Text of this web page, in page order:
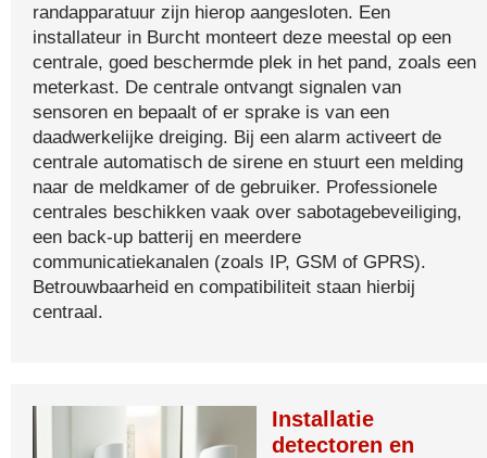
randapparatuur zijn hierop aangesloten. Een
installateur in Burcht monteert deze meestal op een
centrale, goed beschermde plek in het pand, zoals een
meterkast. De centrale ontvangt signalen van
sensoren en bepaalt of er sprake is van een
daadwerkelijke dreiging. Bij een alarm activeert de
centrale automatisch de sirene en stuurt een melding
naar de meldkamer of de gebruiker. Professionele
centrales beschikken vaak over sabotagebeveiliging,
een back-up batterij en meerdere
communicatiekanalen (zoals IP, GSM of GPRS).
Betrouwbaarheid en compatibiliteit staan hierbij
centraal.
Installatie
detectoren en